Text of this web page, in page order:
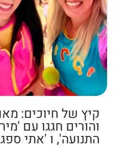
קיץ של חיוכים:
והורים חגגו עם
התנועה', ו 'אתי